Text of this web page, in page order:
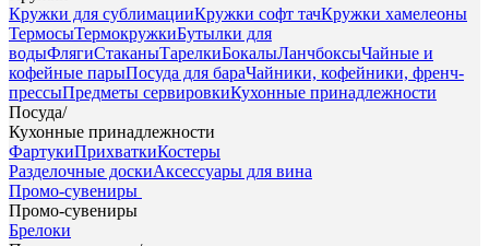
Кружки для сублимацииКружки софт тачКружки хамелеоны
ТермосыТермокружкиБутылки для
водыФлягиСтаканыТарелкиБокалыЛанчбоксыЧайные и
кофейные парыПосуда для бараЧайники, кофейники, френч-
прессыПредметы сервировкиКухонные принадлежности
Посуда/
Кухонные принадлежности
ФартукиПрихваткиКостеры
Разделочные доскиАксессуары для вина
Промо-сувениры
Промо-сувениры
Брелоки